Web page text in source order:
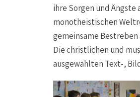
ihre Sorgen und
monotheistischen
gemeinsame
Die christlichen und
ausgewählten Text-,